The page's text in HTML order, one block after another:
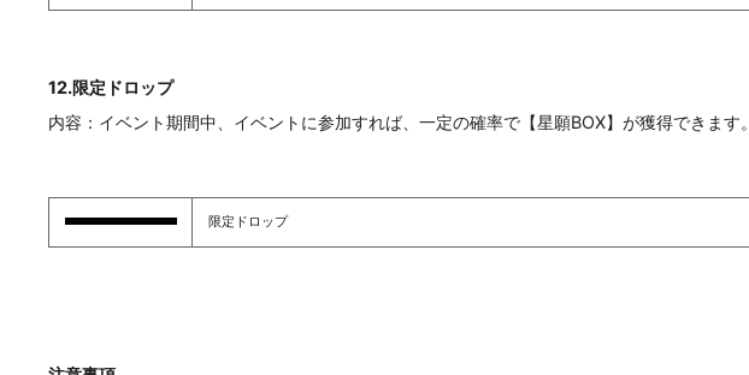
12.限定ドロップ
内容：イベント期間中、イベントに参加すれば、一定の確率で【星願BOX】が獲得できます。
限定ドロップ